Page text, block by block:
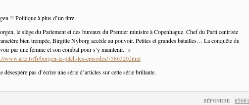
!! Politique à plus d’un titre.
le siège du Parlement et des bureaux du Premier ministre à Copenhague. Chef du Parti centriste
bien trempée, Birgitte Nyborg accède au pouvoir. Petites et grandes batailles… La conquête du
par une femme et son combat pour s’y maintenir. »
www.arte.tv/fr/borgen-le-pitch-les-episodes/7586320.html
désespère pas d’écrire une série d’articles sur cette série brillante.
#5681
RÉPONDRE